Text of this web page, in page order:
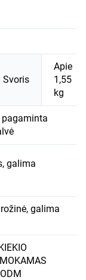
Svoris
Apie
1,55
kg
galima
galima